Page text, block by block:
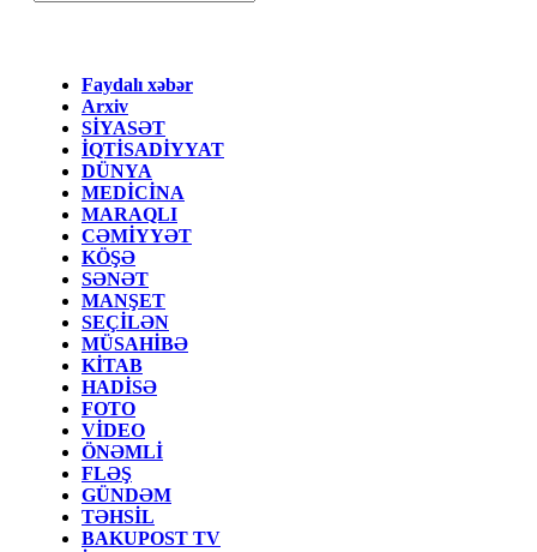
Faydalı xəbər
Arxiv
SİYASƏT
İQTİSADİYYAT
DÜNYA
MEDİCİNA
MARAQLI
CƏMİYYƏT
KÖŞƏ
SƏNƏT
MANŞET
SEÇİLƏN
MÜSAHİBƏ
KİTAB
HADİSƏ
FOTO
VİDEO
ÖNƏMLİ
FLƏŞ
GÜNDƏM
TƏHSİL
BAKUPOST TV